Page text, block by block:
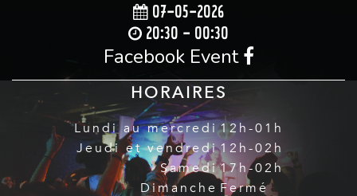
07-05-2026
20:30 - 00:30
Facebook Event
HORAIRES
Lundi au mercredi
Jeudi et vendredi
Samedi
Dimanche
12h-01h
12h-02h
17h-02h
Fermé